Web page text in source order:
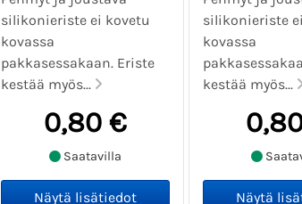
silikonieriste ei kovetu
kovassa
pakkasessakaan. Eriste
kestää myös...
0,80 €
Saatavilla
silikonieriste
kovassa
kestää myös...